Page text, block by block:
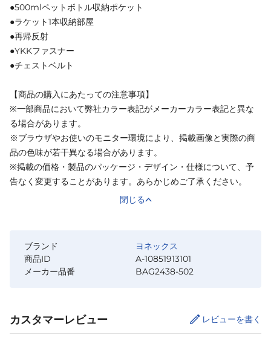
●500mlペットボトル収納ポケット
●ラケット1本収納部屋
●再帰反射
●YKKファスナー
●チェストベルト
【商品の購入にあたっての注意事項】
※一部商品において弊社カラー表記がメーカーカラー表記と異な
る場合があります。
※ブラウザやお使いのモニター環境により、掲載画像と実際の商
品の色味が若干異なる場合があります。
※掲載の価格・製品のパッケージ・デザイン・仕様について、予
告なく変更することがあります。あらかじめご了承ください。
閉じる
ブランド
ヨネックス
商品ID
A-10851913101
メーカー品番
BAG2438-502
カスタマーレビュー レビューを書く